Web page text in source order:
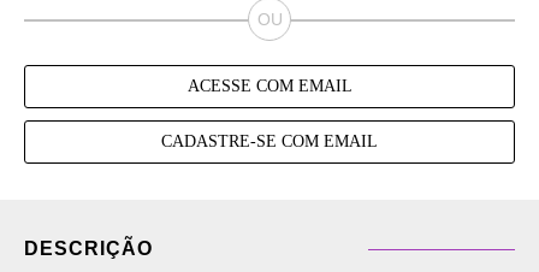
ACESSE COM EMAIL
CADASTRE-SE COM EMAIL
DESCRIÇÃO